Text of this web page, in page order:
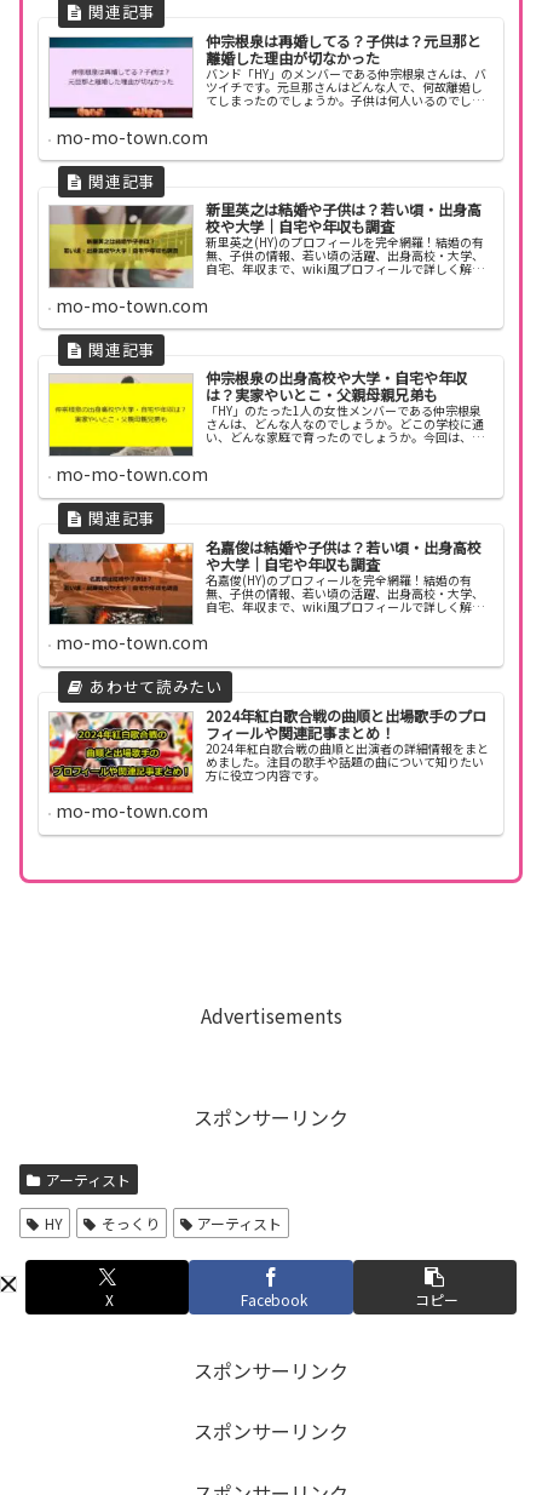
仲宗根泉は再婚してる？子供は？元旦那と
離婚した理由が切なかった
バンド「HY」のメンバーである仲宗根泉さんは、バ
ツイチです。元旦那さんはどんな人で、何故離婚し
てしまったのでしょうか。子供は何人いるのでしょ
The ...
mo-mo-town.com
新里英之は結婚や子供は？若い頃・出身高
校や大学｜自宅や年収も調査
新里英之(HY)のプロフィールを完全網羅！結婚の有
無、子供の情報、若い頃の活躍、出身高校・大学、
自宅、年収まで、wiki風プロフィールで詳しく解説
mo-mo-town.com
仲宗根泉の出身高校や大学・自宅や年収
は？実家やいとこ・父親母親兄弟も
「HY」のたった1人の女性メンバーである仲宗根泉
さんは、どんな人なのでしょうか。どこの学校に通
い、どんな家庭で育ったのでしょうか。今回は、仲
た学校...
mo-mo-town.com
名嘉俊は結婚や子供は？若い頃・出身高校
や大学｜自宅や年収も調査
名嘉俊(HY)のプロフィールを完全網羅！結婚の有
無、子供の情報、若い頃の活躍、出身高校・大学、
自宅、年収まで、wiki風プロフィールで詳しく解説
します。
mo-mo-town.com
2024年紅白歌合戦の曲順と出場歌手のプロ
フィールや関連記事まとめ！
2024年紅白歌合戦の曲順と出演者の詳細情報をまと
めました。注目の歌手や話題の曲について知りたい
方に役立つ内容です。
mo-mo-town.com
Advertisements
スポンサーリンク
アーティスト
HY そっくり アーティスト
X Facebook コピー
スポンサーリンク
スポンサーリンク